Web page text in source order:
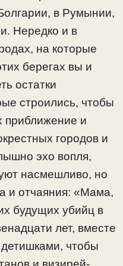
в Румынии,
Нередко и в
на которые
берегах вы и
остатки
строились, чтобы
приближение и
городов и
эхо вопля,
насмешливо, но
и отчаяния: «Мама,
будущих убийц в
лет, вместе
чтобы